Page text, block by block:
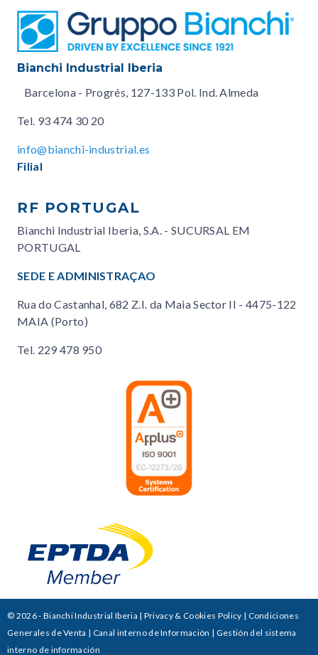
Bianchi Industrial Iberia
Barcelona - Progrés, 127-133 Pol. Ind. Almeda
Tel. 93 474 30 20
info@bianchi-industrial.es
Filial
RF PORTUGAL
Bianchi Industrial Iberia, S.A. - SUCURSAL EM
PORTUGAL
SEDE E ADMINISTRAÇAO
Rua do Castanhal, 682 Z.I. da Maia Sector II - 4475-122
MAIA (Porto)
Tel. 229 478 950
© 2026 - Bianchi Industrial Iberia | Privacy & Cookies Policy | Condiciones
Generales de Venta | Canal interno de Información | Gestión del sistema
interno de información